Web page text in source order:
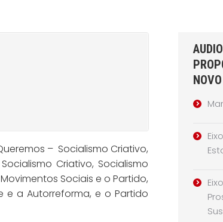
– Socialismo Criativo,
Criativo, Socialismo
Sociais e o Partido,
e a Autorreforma, e o Partido